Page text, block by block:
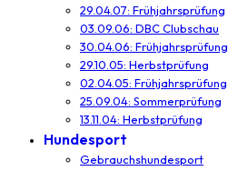
29.04.07: Frühjahrsprüfung
03.09.06: DBC Clubschau
30.04.06: Frühjahrsprüfung
29.10.05: Herbstprüfung
02.04.05: Frühjahrsprüfung
25.09.04: Sommerprüfung
13.11.04: Herbstprüfung
Hundesport
Gebrauchshundesport